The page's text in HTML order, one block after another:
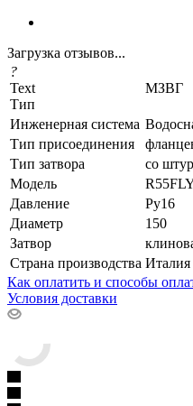
Загрузка отзывов...
?
Text
Тип
МЗВГ
Инженерная система
Тип присоединения
Тип затвора
со
Модель
Давление
Ру16
Диаметр
150
Затвор
Страна производства Италия
Как оплатить и способы
Условия доставки